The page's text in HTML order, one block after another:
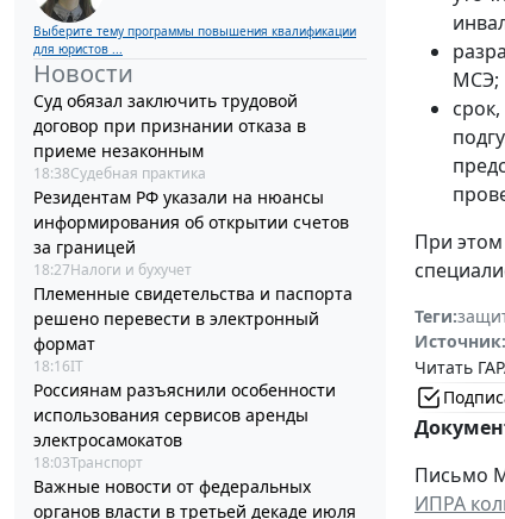
Выберите тему программы повышения квалификации
для юристов ...
Новости
Суд обязал заключить трудовой
договор при признании отказа в
приеме незаконным
18:38Судебная практика
Резидентам РФ указали на нюансы
информирования об открытии счетов
за границей
18:27Налоги и бухучет
Племенные свидетельства и паспорта
решено перевести в электронный
формат
18:16IT
Россиянам разъяснили особенности
использования сервисов аренды
электросамокатов
18:03Транспорт
Важные новости от федеральных
органов власти в третьей декаде июля
МСЭ;
При этом
Теги:
Источник:
Читать
Письмо
ИПРА